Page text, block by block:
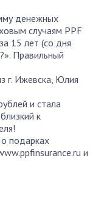
денежных
случаям PPF
15 лет (со дня
Правильный
г. Ижевска, Юлия
и стала
к
подарках
и